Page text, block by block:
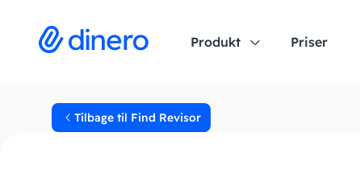
Produkt Priser
Tilbage til Find Revisor